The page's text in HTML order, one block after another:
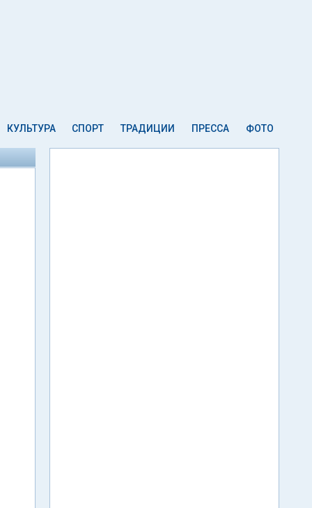
КУЛЬТУРА СПОРТ ТРАДИЦИИ ПРЕССА ФОТО